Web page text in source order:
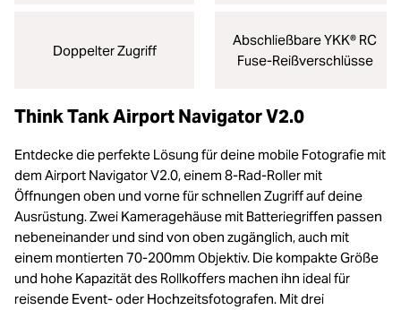
Doppelter Zugriff
Abschließbare YKK® RC
Fuse-Reißverschlüsse
Think Tank Airport Navigator V2.0
Entdecke die perfekte Lösung für deine mobile Fotografie mit
dem Airport Navigator V2.0, einem 8-Rad-Roller mit
Öffnungen oben und vorne für schnellen Zugriff auf deine
Ausrüstung. Zwei Kameragehäuse mit Batteriegriffen passen
nebeneinander und sind von oben zugänglich, auch mit
einem montierten 70-200mm Objektiv. Die kompakte Größe
und hohe Kapazität des Rollkoffers machen ihn ideal für
reisende Event- oder Hochzeitsfotografen. Mit drei